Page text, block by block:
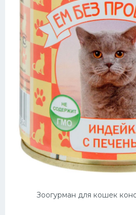
Зоогурман для кошек